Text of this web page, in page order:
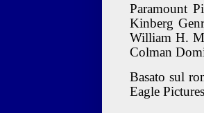
Paramount
Kinberg
William H.
Colman
Basato sul
Eagle